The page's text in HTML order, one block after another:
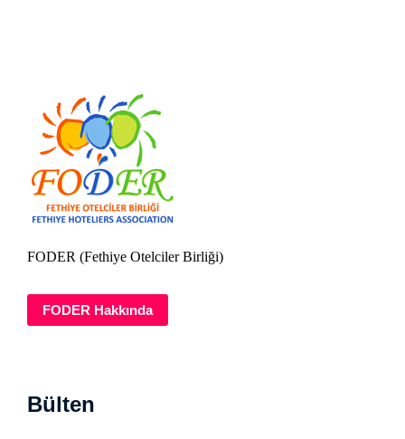
FODER (Fethiye Otelciler Birliği)
FODER Hakkında
Bülten